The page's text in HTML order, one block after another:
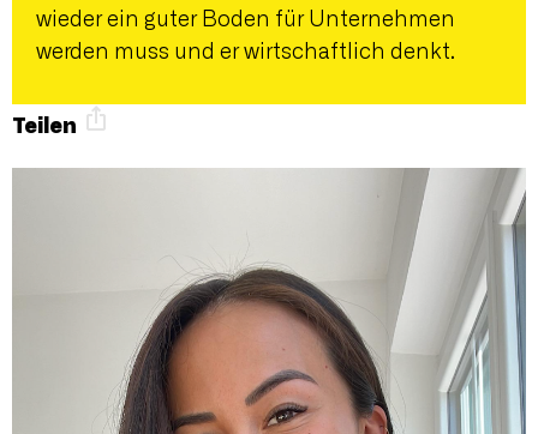
wieder ein guter Boden für Unternehmen
werden muss und er wirtschaftlich denkt.
Teilen